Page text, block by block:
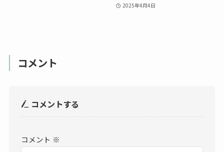
2025年4月4日
コメント
コメントする
コメント ※